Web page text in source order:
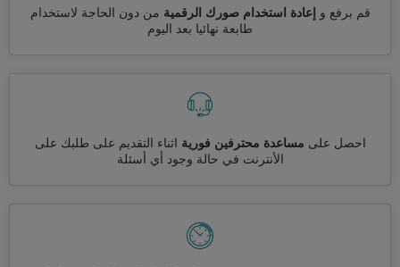
قم برفع و إعادة استخدام صورك الرقمية من دون الحاجة لاستخدام
طابعة نهائيا بعد اليوم
احصل على مساعدة محترفين فورية اثناء التقديم على طلبك على
الأنترنت في حالة وجود أي أسئلة